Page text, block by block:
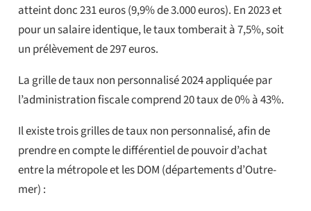
atteint donc 231 euros (9,9% de 3.000 euros). En 2023 et
pour un salaire identique, le taux tomberait à 7,5%, soit
un prélèvement de 297 euros.
La grille de taux non personnalisé 2024 appliquée par
l’administration fiscale comprend 20 taux de 0% à 43%.
Il existe trois grilles de taux non personnalisé, afin de
prendre en compte le différentiel de pouvoir d’achat
entre la métropole et les DOM (départements d’Outre-
mer) :